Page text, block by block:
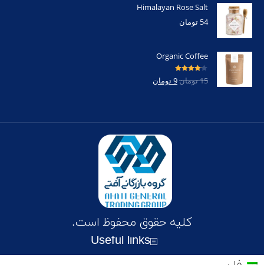
Himalayan Rose Salt
54 تومان
Organic Coffee
امتیاز4.00
از 5 15تومان9تومان
کلیه حقوق محفوظ است.
Useful links